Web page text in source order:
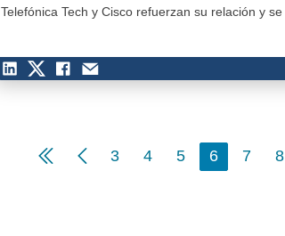
Telefónica Tech y Cisco refuerzan su relación y se
3 4 5 6 7 8